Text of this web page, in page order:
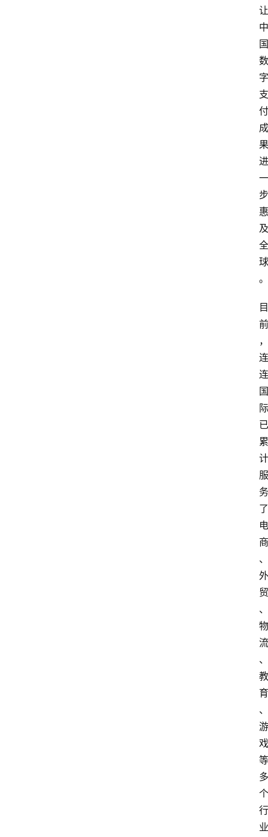
让
中
国
数
字
支
付
成
果
进
一
步
惠
及
全
球
。
目
前
，
连
连
国
际
已
累
计
服
务
了
电
商
、
外
贸
、
物
流
、
教
育
、
游
戏
等
多
个
行
业